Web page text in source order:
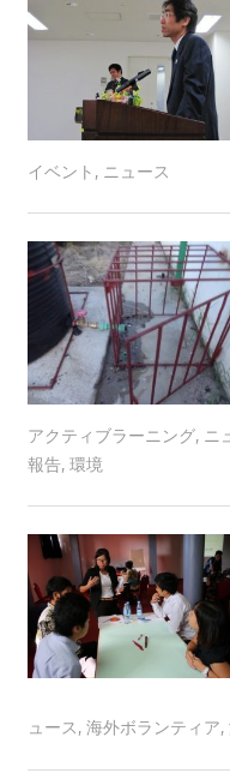
イベント , ニュース
アクティブラーニング, ニ
報告, 環境
ュース, 海外ボランティア,